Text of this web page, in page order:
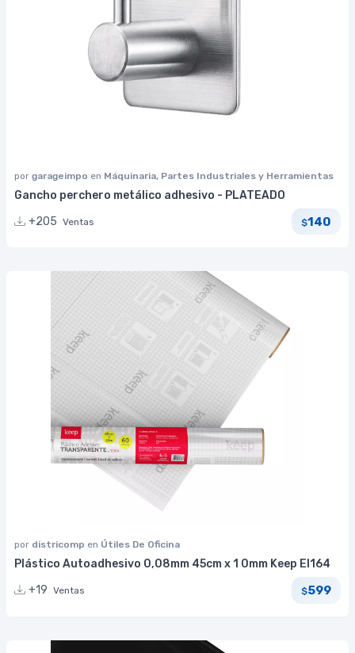
por garageimpo en Máquinaria, Partes Industriales y Herramientas
Gancho perchero metálico adhesivo - PLATEADO
+205 Ventas $140
por districomp en Útiles De Oficina
Plástico Autoadhesivo 0,08mm 45cm x 1 0mm Keep EI164
+19 Ventas $599